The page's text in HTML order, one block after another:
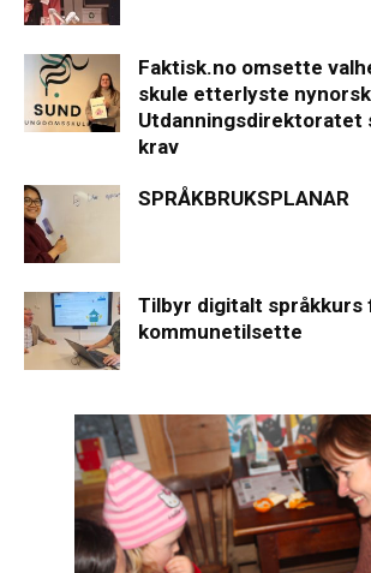
Faktisk.no omsette
skule etterlyste
Utdanningsdirektoratet
krav
SPRÅKBRUKSPLANAR
Tilbyr digitalt språkkurs
kommunetilsette